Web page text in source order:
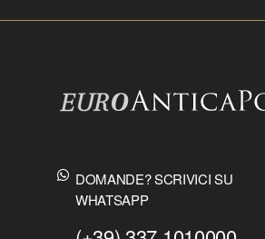
DOMANDE? SCRIVICI SU
WHATSAPP